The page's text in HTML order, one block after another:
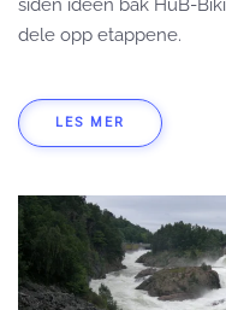
siden idéen bak HuB-
dele opp etappene.
LES MER